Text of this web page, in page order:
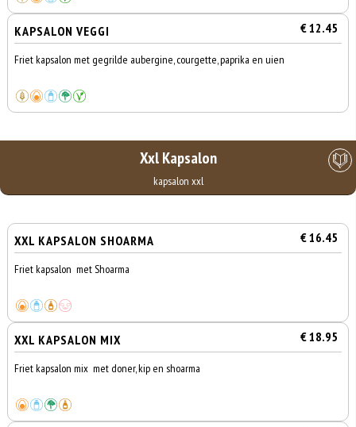
KAPSALON VEGGI € 12.45
Friet kapsalon met gegrilde aubergine, courgette, paprika en uien
Xxl Kapsalon
kapsalon xxl
XXL KAPSALON SHOARMA € 16.45
Friet kapsalon met Shoarma
XXL KAPSALON MIX € 18.95
Friet kapsalon mix met doner, kip en shoarma